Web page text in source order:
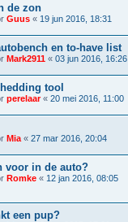
de zon
Guus « 19 jun 2016, 18:31
en to-have list
Mark2911 « 03 jun 2016, 16:26
tool
perelaar« 20 mei 2016, 11:00
Mia « 27 mar 2016, 20:04
voor in de auto?
Romke « 12 jan 2016, 08:05
een pup?